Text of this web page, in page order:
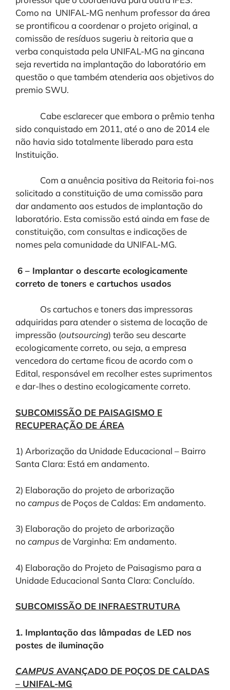
Como na UNIFAL-MG nenhum professor da área
se prontificou a coordenar o projeto original, a
comissão de resíduos sugeriu à reitoria que a
verba conquistada pela UNIFAL-MG na gincana
seja revertida na implantação do laboratório em
questão o que também atenderia aos objetivos do
premio SWU.
Cabe esclarecer que embora o prêmio tenha
sido conquistado em 2011, até o ano de 2014 ele
não havia sido totalmente liberado para esta
Instituição.
Com a anuência positiva da Reitoria foi-nos
solicitado a constituição de uma comissão para
dar andamento aos estudos de implantação do
laboratório. Esta comissão está ainda em fase de
constituição, com consultas e indicações de
nomes pela comunidade da UNIFAL-MG.
6 – Implantar o descarte ecologicamente
correto de toners e cartuchos usados
Os cartuchos e toners das impressoras
adquiridas para atender o sistema de locação de
impressão (outsourcing) terão seu descarte
ecologicamente correto, ou seja, a empresa
vencedora do certame ficou de acordo com o
Edital, responsável em recolher estes suprimentos
e dar-lhes o destino ecologicamente correto.
SUBCOMISSÃO DE PAISAGISMO E
RECUPERAÇÃO DE ÁREA
1) Arborização da Unidade Educacional – Bairro
Santa Clara: Está em andamento.
2) Elaboração do projeto de arborização
no campusde Poços de Caldas: Em andamento.
3) Elaboração do projeto de arborização
no campusde Varginha: Em andamento.
4) Elaboração do Projeto de Paisagismo para a
Unidade Educacional Santa Clara: Concluído.
SUBCOMISSÃO DE INFRAESTRUTURA
1. Implantação das lâmpadas de LED nos
postes de iluminação
CAMPUS AVANÇADO DE POÇOS DE CALDAS
– UNIFAL-MG